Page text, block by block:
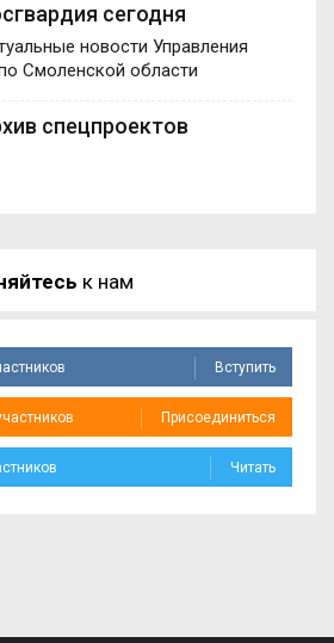
сегодня
новости Управления
Смоленской области
спецпроектов
к нам
Вступить
Присоединиться
Читать